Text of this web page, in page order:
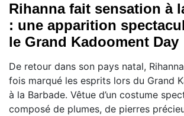
Rihanna fait sensation à
: une apparition
le Grand Kadooment Day
De retour dans son pays natal,
fois marqué les esprits lors du Grand
à la Barbade. Vêtue d’un costume
composé de plumes, de pierres